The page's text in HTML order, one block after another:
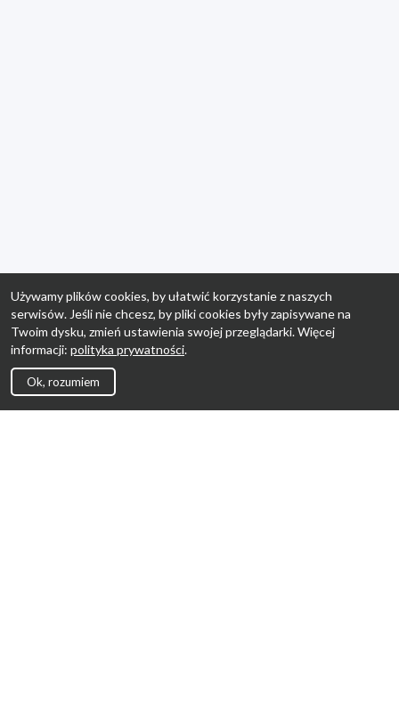
Używamy plików cookies, by ułatwić korzystanie z naszych
serwisów. Jeśli nie chcesz, by pliki cookies były zapisywane na
Twoim dysku, zmień ustawienia swojej przeglądarki. Więcej
informacji: polityka prywatności.
Ok, rozumiem